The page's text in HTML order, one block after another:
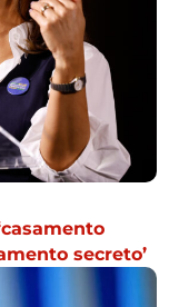
secreto’